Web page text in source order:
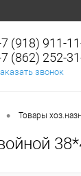
(918) 911-
(862) 252-
звонок
• Товары